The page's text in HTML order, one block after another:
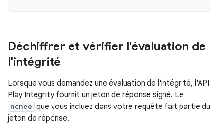
Déchiffrer et vérifier l'évaluation de
l'intégrité
Lorsque vous demandez une évaluation de l'intégrité, l'API
Play Integrity fournit un jeton de réponse signé. Le
nonce que vous incluez dans votre requête fait partie du
jeton de réponse.